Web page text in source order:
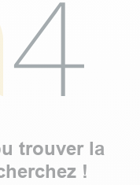
trouver la
!